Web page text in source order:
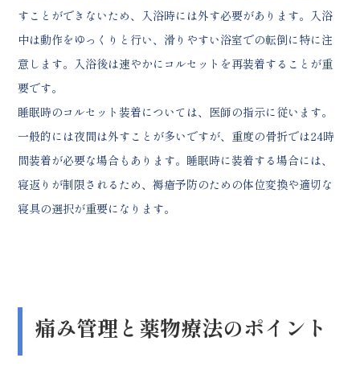
すことができないため、入浴時には外す必要があります。入浴
中は動作をゆっくりと行い、滑りやすい浴室での転倒に特に注
意します。入浴後は速やかにコルセットを再装着することが重
要です。
睡眠時のコルセット装着については、医師の指示に従います。
一般的には夜間は外すことが多いですが、重度の骨折では24時
間装着が必要な場合もあります。睡眠時に装着する場合には、
寝返りが制限されるため、褥瘡予防のための体位変換や適切な
寝具の選択が重要になります。
痛み管理と薬物療法のポイント